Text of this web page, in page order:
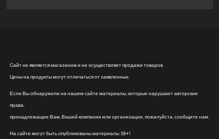
Сайт не является магазином и не осуществляет продажи товаров.
Цены на продукты могут отличаться от заявленных.
Если Вы обнаружили на нашем сайте материалы, которые нарушают авторские
права,
принадлежащие Вам, Вашей компании или организации, пожалуйста, сообщите нам.
На сайте могут быть опубликованы материалы 18+!